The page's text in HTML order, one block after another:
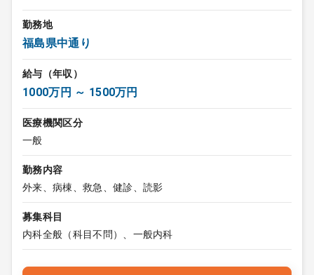
勤務地
福島県中通り
給与（年収）
1000万円 ～ 1500万円
医療機関区分
一般
勤務内容
外来、病棟、救急、健診、読影
募集科目
内科全般（科目不問）、一般内科